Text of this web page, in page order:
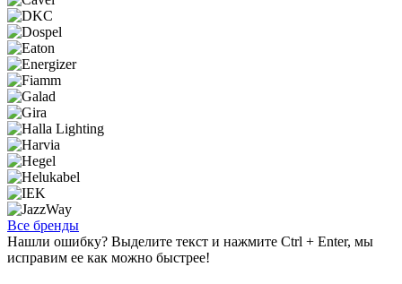
Все бренды
Нашли ошибку? Выделите текст и нажмите Ctrl + Enter, мы
исправим ее как можно быстрее!